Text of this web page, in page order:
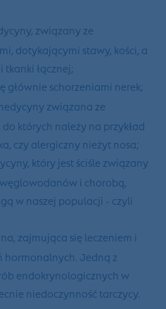
związany ze
dotykającymi stawy, kości, a
tkanki łącznej;
głównie schorzeniami nerek;
związana ze
których należy na przykład
czy alergiczny nieżyt nosa;
który jest ściśle związany
i chorobą,
w naszej populacji - czyli
zajmująca się leczeniem i
Jedną z
endokrynologicznych w
niedoczynność tarczycy.